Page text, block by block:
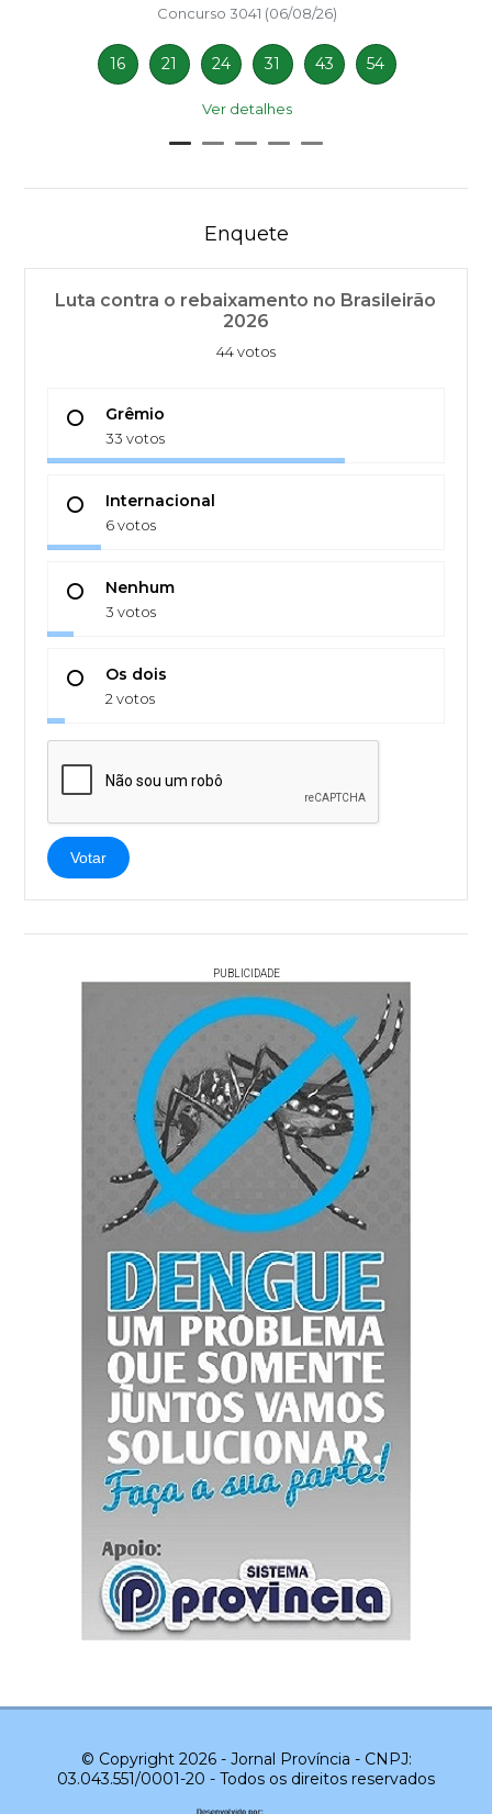
Concurso 3041 (06/08/26)
16 21 24 31 43 54
Ver detalhes
Enquete
Luta contra o rebaixamento no Brasileirão
2026
44 votos
Grêmio
33 votos
Internacional
6 votos
Nenhum
3 votos
Os dois
2 votos
Votar
PUBLICIDADE
© Copyright 2026 - Jornal Província - CNPJ:
03.043.551/0001-20 - Todos os direitos reservados